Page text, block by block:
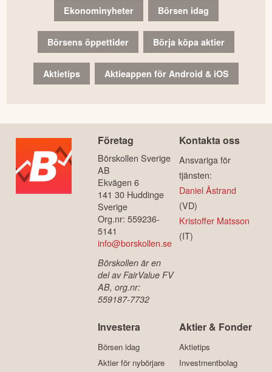
Ekonominyheter Börsen idag
Börsens öppettider Börja köpa aktier
Aktietips Aktieappen för Android & iOS
Företag
Börskollen Sverige
AB
Ekvägen 6
141 30 Huddinge
Sverige
Org.nr: 559236-
5141
info@borskollen.se
Börskollen är en
del av FairValue FV
AB, org.nr:
559187-7732
Kontakta oss
Ansvariga för
tjänsten:
Daniel Åstrand
(VD)
Kristoffer Matsson
(IT)
Investera
Börsen idag
Aktier för nybörjare
Aktier & Fonder
Aktietips
Investmentbolag